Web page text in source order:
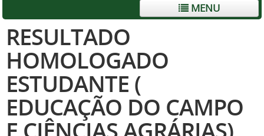
MENU
RESULTADO
HOMOLOGADO
ESTUDANTE (
EDUCAÇÃO DO CAMPO